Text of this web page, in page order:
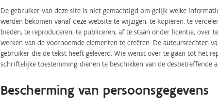
De gebruiker van deze site is niet gemachtigd om gelijk welke
werden bekomen vanaf deze website te wijzigen, te kopiëren, te
bieden, te reproduceren, te publiceren, af te staan onder licentie, over
werken van de voornoemde elementen te creëren. De auteursrechten
gebruiker die de tekst heeft geleverd. Wie wenst over te gaan tot het
schriftelijke toestemming dienen te beschikken van de desbetreffende
Bescherming van persoonsgegevens